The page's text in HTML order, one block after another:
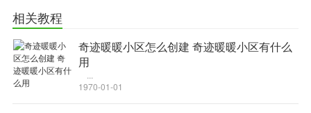
相关教程
奇迹暖暖小区怎么创建 奇迹暖暖小区有什么
用
1970-01-01